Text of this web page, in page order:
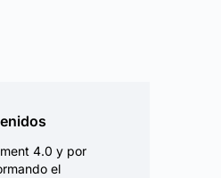
4.0 y por
el